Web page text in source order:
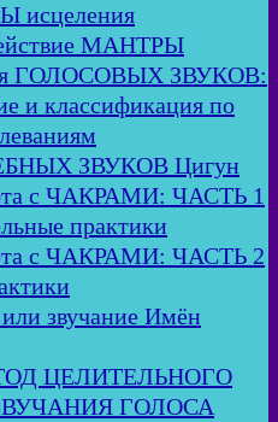
исцеления
МАНТРЫ
ГОЛОСОВЫХ ЗВУКОВ:
и классификация по
ЗВУКОВ Цигун
с ЧАКРАМИ: ЧАСТЬ 1
практики
с ЧАКРАМИ: ЧАСТЬ 2
звучание Имён
ЦЕЛИТЕЛЬНОГО
ГОЛОСА